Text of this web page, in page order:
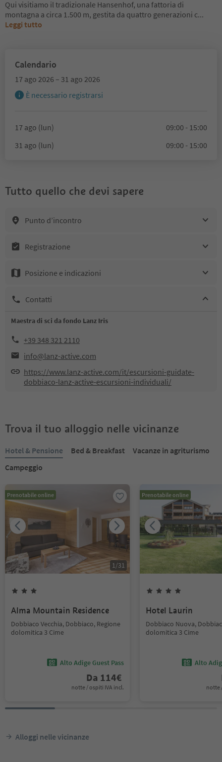
Qui visitiamo il tradizionale Hansenhof, una fattoria di
montagna a circa 1.500 m, gestita da quattro generazioni c...
Leggi tutto
Calendario
17 ago 2026 – 31 ago 2026
È necessario registrarsi
17 ago (lun)
09:00 - 15:00
31 ago (lun)
09:00 - 15:00
Tutto quello che devi sapere
Punto d’incontro
Registrazione
Posizione e indicazioni
Contatti
Maestra di sci da fondo Lanz Iris
+39 348 321 2110
info@lanz-active.com
https://www.lanz-active.com/it/escursioni-guidate-
dobbiaco-lanz-active-escursioni-individuali/
Trova il tuo alloggio nelle vicinanze
Hotel & Pensione Bed & Breakfast
Vacanze in agriturismo
Campeggio
Prenotabile online
1/31
Alma Mountain Residence
Dobbiaco Vecchia, Dobbiaco, Regione
dolomitica 3 Cime
Alto Adige Guest Pass
Da 114€
notte / ospiti IVA incl.
Prenotabile online
Hotel Laurin
Dobbiaco Nuova,
dolomitica 3 Cime
Alto
notte
Alloggi nelle vicinanze